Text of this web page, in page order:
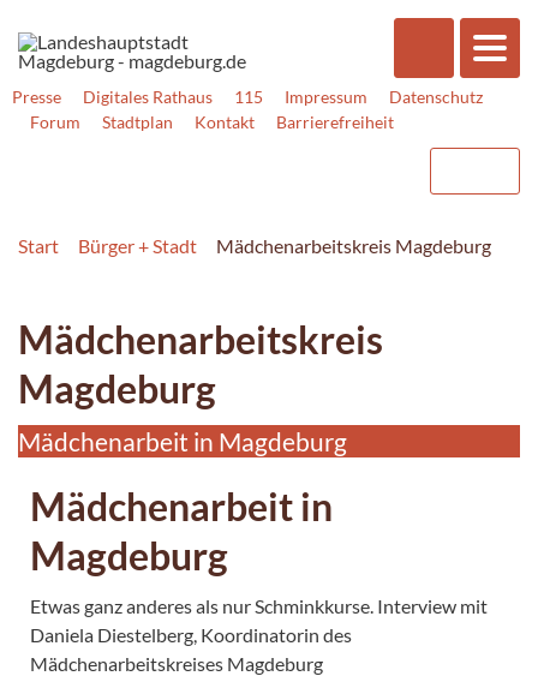
Presse Digitales Rathaus 115 Impressum
Datenschutz
Forum
Stadtplan Kontakt Barrierefreiheit
Start Bürger + Stadt Mädchenarbeitskreis Magdeburg
Mädchenarbeitskreis
Magdeburg
Mädchenarbeit in Magdeburg
Mädchenarbeit in
Magdeburg
Etwas ganz anderes als nur Schminkkurse. Interview mit
Daniela Diestelberg, Koordinatorin des
Mädchenarbeitskreises Magdeburg